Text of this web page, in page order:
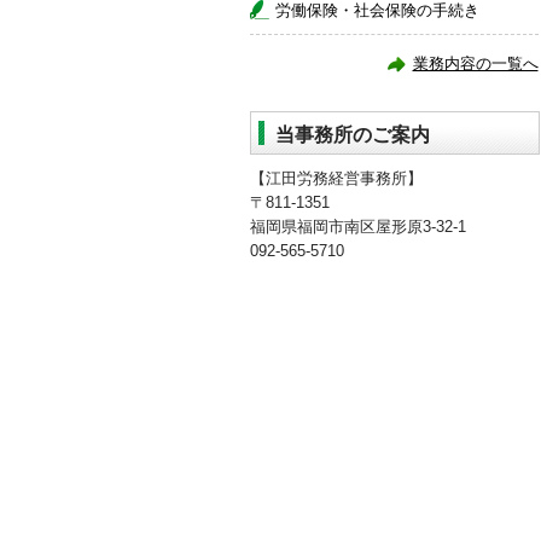
労働保険・社会保険の手続き
業務内容の一覧へ
当事務所のご案内
【江田労務経営事務所】
〒811-1351
福岡県福岡市南区屋形原3-32-1
092-565-5710